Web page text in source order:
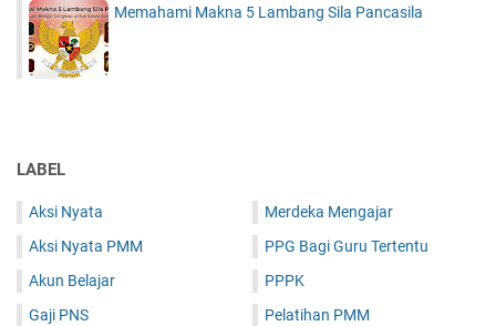
Memahami Makna 5 Lambang Sila Pancasila
LABEL
Aksi Nyata
Aksi Nyata PMM
Akun Belajar
Gaji PNS
Merdeka Mengajar
PPG Bagi Guru Tertentu
PPPK
Pelatihan PMM